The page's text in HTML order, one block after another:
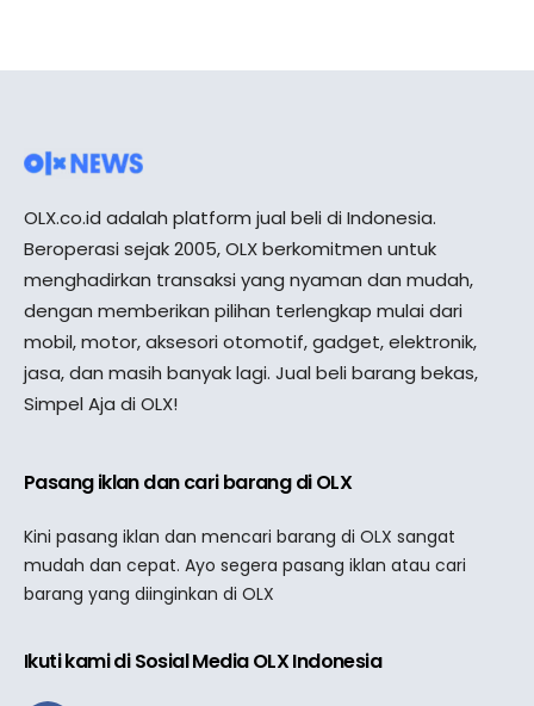
OLX.co.id adalah platform jual beli di Indonesia.
Beroperasi sejak 2005, OLX berkomitmen untuk
menghadirkan transaksi yang nyaman dan mudah,
dengan memberikan pilihan terlengkap mulai dari
mobil, motor, aksesori otomotif, gadget, elektronik,
jasa, dan masih banyak lagi. Jual beli barang bekas,
Simpel Aja di OLX!
Pasang iklan dan cari barang di OLX
Kini pasang iklan dan mencari barang di OLX sangat
mudah dan cepat. Ayo segera pasang iklan atau cari
barang yang diinginkan di OLX
Ikuti kami di Sosial Media OLX Indonesia